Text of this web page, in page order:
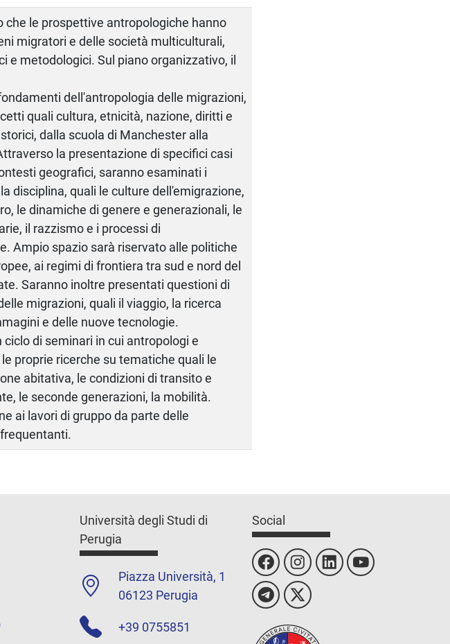
che le prospettive antropologiche hanno
migratori e delle società multiculturali,
e metodologici. Sul piano organizzativo, il
dell'antropologia delle migrazioni,
quali cultura, etnicità, nazione, diritti e
dalla scuola di Manchester alla
la presentazione di specifici casi
geografici, saranno esaminati i
disciplina, quali le culture dell'emigrazione,
le dinamiche di genere e generazionali, le
il razzismo e i processi di
Ampio spazio sarà riservato alle politiche
ai regimi di frontiera tra sud e nord del
Saranno inoltre presentati questioni di
migrazioni, quali il viaggio, la ricerca
e delle nuove tecnologie.
di seminari in cui antropologi e
proprie ricerche su tematiche quali le
abitativa, le condizioni di transito e
le seconde generazioni, la mobilità.
ai lavori di gruppo da parte delle
Università degli Studi di
Perugia
Piazza Università, 1
06123 Perugia
+39 0755851
Social